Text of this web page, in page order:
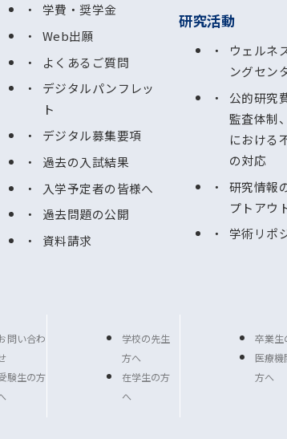
学費・奨学金
Web出願
よくあるご質問
デジタルパンフレッ
ト
デジタル募集要項
過去の入試結果
入学予定者の皆様へ
過去問題の公開
資料請求
研究活動
ウェルネ
ングセン
公的研究
監査体制
における
の対応
研究情報
プトアウ
学術リポ
問い合わ
験生の方
学校の先生
方へ
在学生の方
へ
卒業生
医療機
方へ